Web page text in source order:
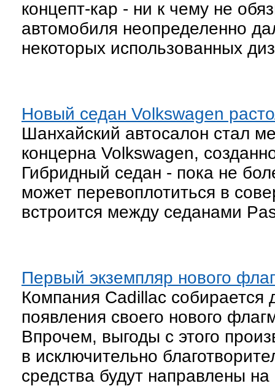
концепт-кар - ни к чему не
автомобиля неопределенно
некоторых использованных
Новый седан Volkswagen
Шанхайский автосалон стал
концерна Volkswagen,
Гибридный седан - пока не
может перевоплотиться в
встроится между седанами
Первый экземпляр нового
Компания Cadillac собирается
появления своего нового
Впрочем, выгоды с этого
в исключительно
средства будут направлены